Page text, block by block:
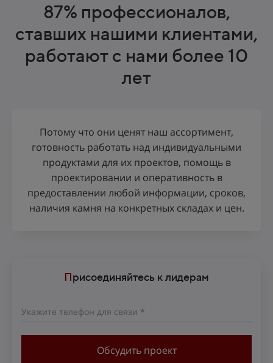
87% профессионалов,
ставших нашими клиентами,
работают с нами более 10
лет
Потому что они ценят наш ассортимент,
готовность работать над индивидуальными
продуктами для их проектов, помощь в
проектировании и оперативность в
предоставлении любой информации, сроков,
наличия камня на конкретных складах и цен.
Присоединяйтесь к лидерам
Укажите телефон для связи *
Обсудить проект